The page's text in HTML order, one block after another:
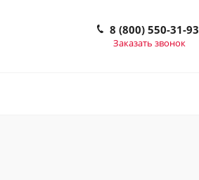
8 (800) 550-31-93
Заказать звонок